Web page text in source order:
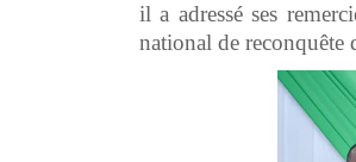
il a adressé ses
national de reconquête